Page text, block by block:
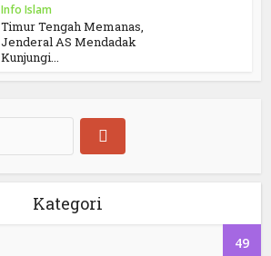
Info Islam
Timur Tengah Memanas,
Jenderal AS Mendadak
Kunjungi...
Kategori
49